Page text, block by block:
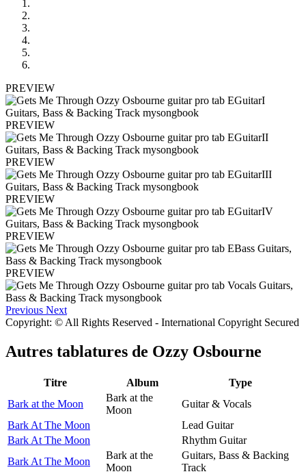
PREVIEW
PREVIEW
PREVIEW
PREVIEW
PREVIEW
PREVIEW
Previous Next
Copyright: © All Rights Reserved - International Copyright Secured
Autres tablatures de Ozzy Osbourne
Titre Album
Type
Bark at the Moon
Bark at the
Moon
Guitar & Vocals
Bark At The Moon
Lead Guitar
Bark At The Moon
Rhythm Guitar
Bark At The Moon
Bark at the
Moon
Guitars, Bass & Backing
Track